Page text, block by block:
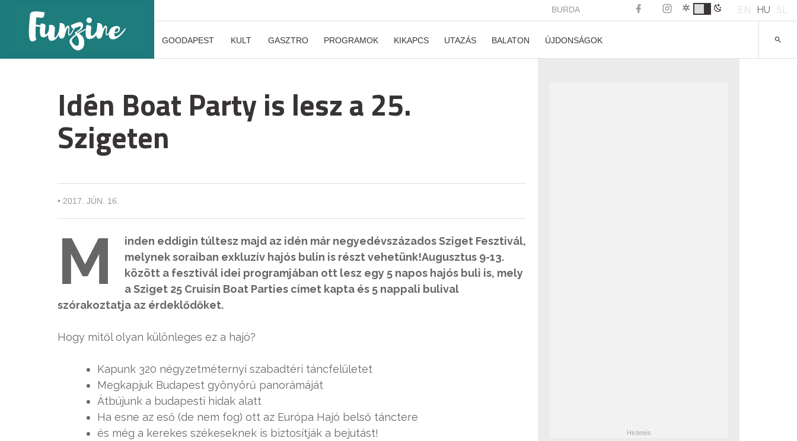
BURDA EN HU SL
GOODAPEST KULT GASZTRO PROGRAMOK KIKAPCS UTAZÁS BALATON ÚJDONSÁGOK
Idén Boat Party is lesz a 25.
Szigeten
• 2017. JÚN. 16.
M
inden eddigin túltesz majd az idén már negyedévszázados Sziget Fesztivál,
melynek soraiban exkluzív hajós bulin is részt vehetünk!Augusztus 9-13.
között a fesztivál idei programjában ott lesz egy 5 napos hajós buli is, mely
a Sziget 25 Cruisin Boat Parties címet kapta és 5 nappali bulival
szórakoztatja az érdeklődőket.
Hogy mitől olyan különleges ez a hajó?
Kapunk 320 négyzetméternyi szabadtéri táncfelületet
Megkapjuk Budapest gyönyörű panorámáját
Átbújunk a budapesti hidak alatt
Ha esne az eső (de nem fog) ott az Európa Hajó belső tánctere
és még a kerekes székeseknek is biztosítják a bejutást!